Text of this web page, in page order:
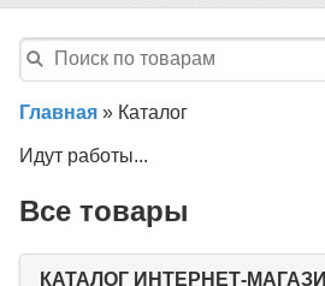
Главная » Каталог
Идут работы...
Все товары
КАТАЛОГ ИНТЕРНЕТ-